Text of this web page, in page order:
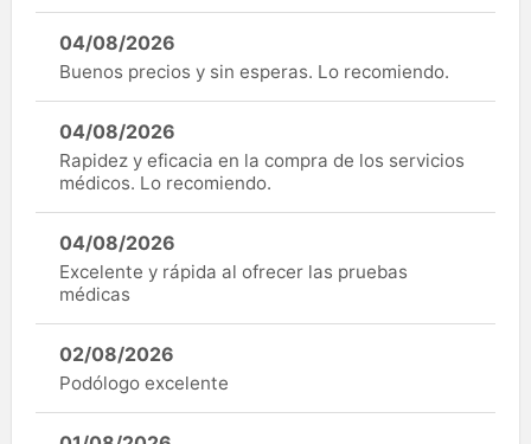
04/08/2026
Buenos precios y sin esperas. Lo recomiendo.
04/08/2026
Rapidez y eficacia en la compra de los servicios
médicos. Lo recomiendo.
04/08/2026
Excelente y rápida al ofrecer las pruebas
médicas
02/08/2026
Podólogo excelente